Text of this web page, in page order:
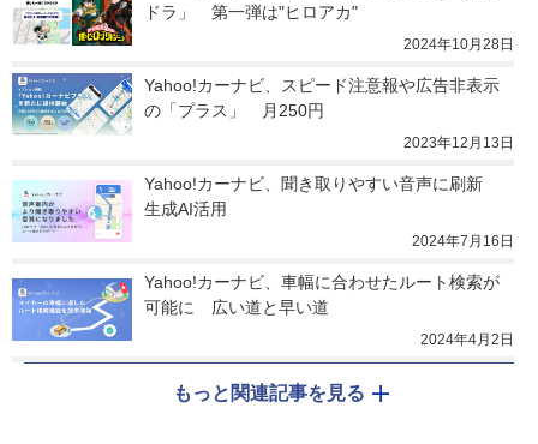
ドラ」　第一弾は"ヒロアカ"
2024年10月28日
Yahoo!カーナビ、スピード注意報や広告非表示
の「プラス」　月250円
2023年12月13日
Yahoo!カーナビ、聞き取りやすい音声に刷新
生成AI活用
2024年7月16日
Yahoo!カーナビ、車幅に合わせたルート検索が
可能に　広い道と早い道
2024年4月2日
もっと関連記事を見る